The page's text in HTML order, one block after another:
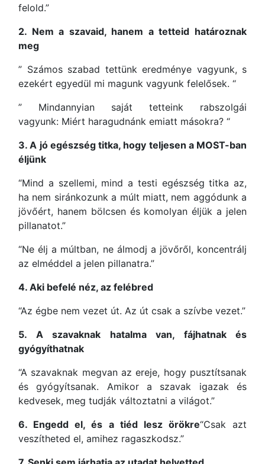
felold.”
2. Nem a szavaid, hanem a tetteid határoznak
meg
” Számos szabad tettünk eredménye vagyunk, s
ezekért egyedül mi magunk vagyunk felelősek. “
” Mindannyian saját tetteink rabszolgái
vagyunk: Miért haragudnánk emiatt másokra? “
3. A jó egészség titka, hogy teljesen a MOST-ban
éljünk
“Mind a szellemi, mind a testi egészség titka az,
ha nem siránkozunk a múlt miatt, nem aggódunk a
jövőért, hanem bölcsen és komolyan éljük a jelen
pillanatot.”
“Ne élj a múltban, ne álmodj a jövőről, koncentrálj
az elméddel a jelen pillanatra.”
4. Aki befelé néz, az felébred
“Az égbe nem vezet út. Az út csak a szívbe vezet.”
5. A szavaknak hatalma van, fájhatnak és
gyógyíthatnak
“A szavaknak megvan az ereje, hogy pusztítsanak
és gyógyítsanak. Amikor a szavak igazak és
kedvesek, meg tudják változtatni a világot.”
6. Engedd el, és a tiéd lesz örökre“Csak azt
veszítheted el, amihez ragaszkodsz.”